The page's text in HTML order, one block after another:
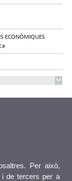
ECONÒMIQUES
Per això,
i de tercers per a